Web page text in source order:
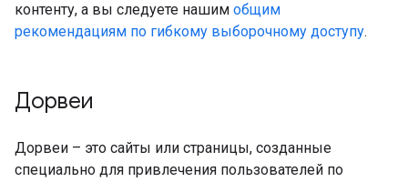
контенту, а вы следуете нашим общим
рекомендациям по гибкому выборочному доступу.
Дорвеи
Дорвеи – это сайты или страницы, созданные
специально для привлечения пользователей по